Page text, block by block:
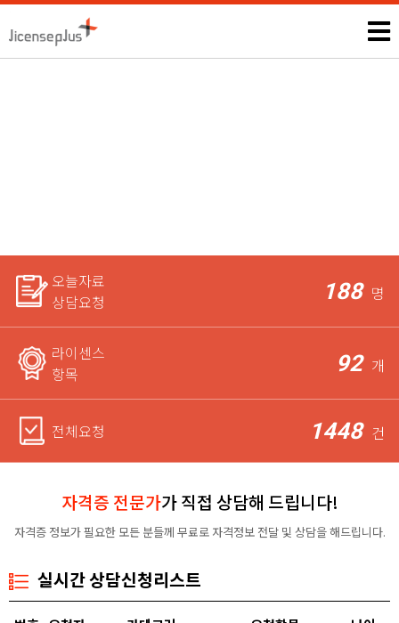
오늘자료
상담요청
188 명
라이센스
항목
92 개
전체요청 1448 건
자격증 전문가가 직접 상담해 드립니다!
자격증 정보가 필요한 모든 분들께 무료로 자격정보 전달 및 상담을 해드립니다.